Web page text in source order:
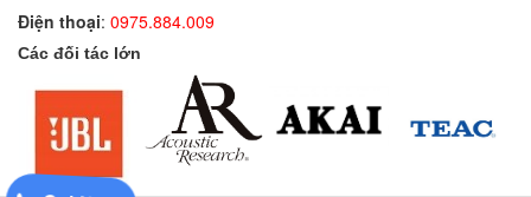
Điện thoại: 0975.884.009
Các đối tác lớn